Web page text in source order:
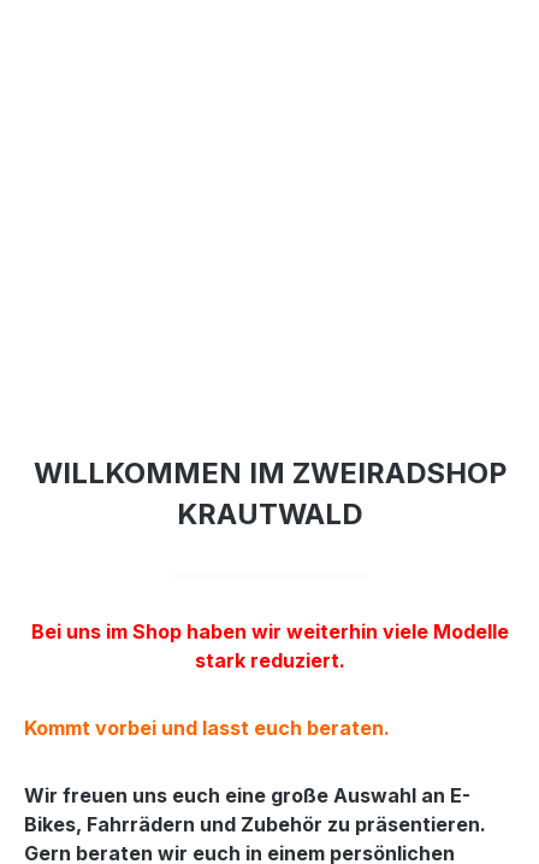
WILLKOMMEN IM ZWEIRADSHOP
KRAUTWALD
Bei uns im Shop haben wir weiterhin viele Modelle
stark reduziert.
Kommt vorbei und lasst euch beraten.
Wir freuen uns euch eine große Auswahl an E-
Bikes, Fahrrädern und Zubehör zu präsentieren.
Gern beraten wir euch in einem persönlichen